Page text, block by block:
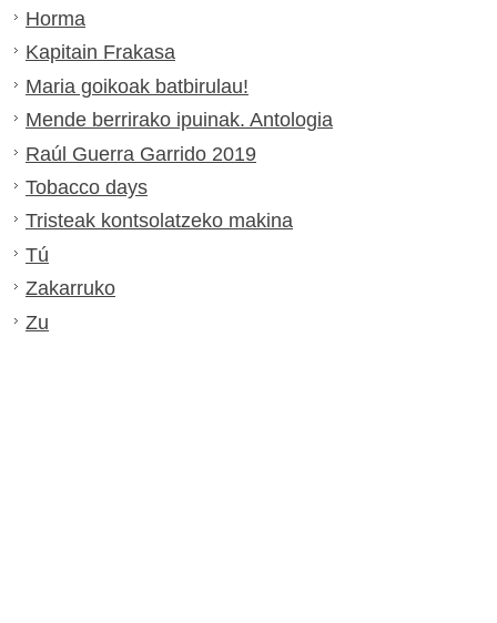
Horma
Kapitain Frakasa
Maria goikoak batbirulau!
Mende berrirako ipuinak. Antologia
Raúl Guerra Garrido 2019
Tobacco days
Tristeak kontsolatzeko makina
Tú
Zakarruko
Zu